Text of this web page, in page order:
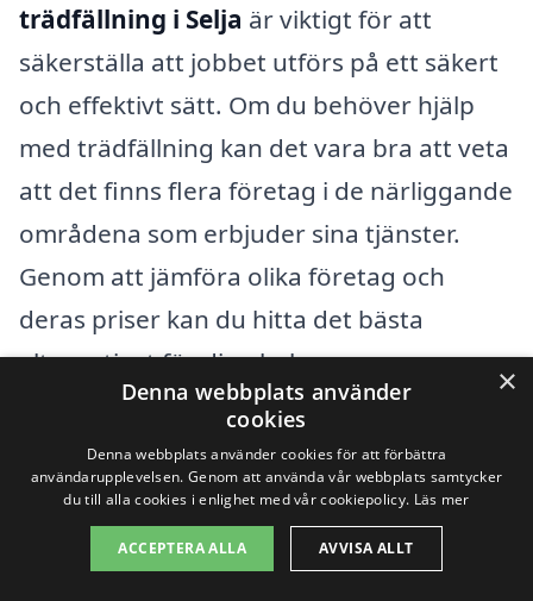
trädfällning i Selja är viktigt för att
säkerställa att jobbet utförs på ett säkert
och effektivt sätt. Om du behöver hjälp
med trädfällning kan det vara bra att veta
att det finns flera företag i de närliggande
områdena som erbjuder sina tjänster.
Genom att jämföra olika företag och
deras priser kan du hitta det bästa
alternativet för dina behov.
Det är också bra att titta på riskerna med
trädfällning och när det är lämpligt att
anlita en professionell. Här är några
punkter att tänka på när du letar efter en
×
Denna webbplats använder
cookies
Denna webbplats använder cookies för att förbättra
användarupplevelsen. Genom att använda vår webbplats samtycker
du till alla cookies i enlighet med vår cookiepolicy. Läs mer
ACCEPTERA ALLA AVVISA ALLT